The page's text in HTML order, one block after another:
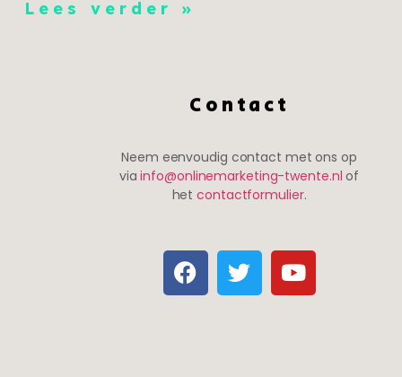
Lees verder »
Contact
Neem eenvoudig contact met ons op
viainfo@onlinemarketing-twente.nl of
hetcontactformulier.